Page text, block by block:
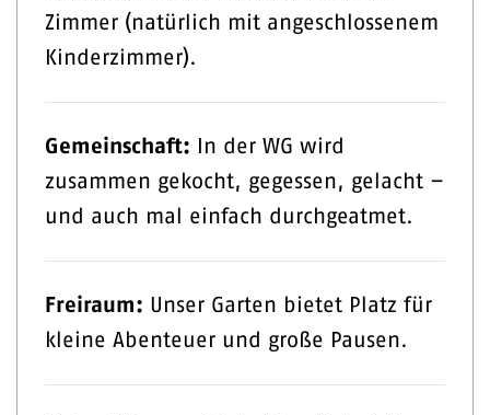
Zimmer (natürlich mit angeschlossenem
Kinderzimmer).
Gemeinschaft: In der WG wird
zusammen gekocht, gegessen, gelacht –
und auch mal einfach durchgeatmet.
Freiraum: Unser Garten bietet Platz für
kleine Abenteuer und große Pausen.